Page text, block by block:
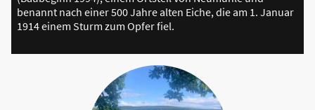
benannt nach einer 500 Jahre alten Eiche, die am 1. Januar
1914 einem Sturm zum Opfer fiel.